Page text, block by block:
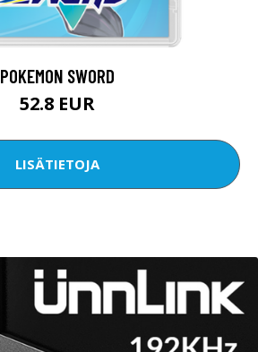
POKEMON SWORD
52.8 EUR
LISÄTIETOJA